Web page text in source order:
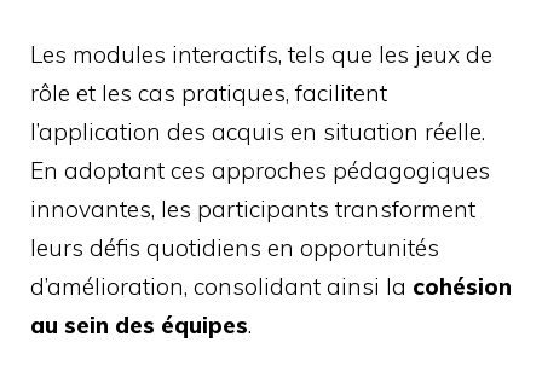
Les modules interactifs, tels que les jeux de
rôle et les cas pratiques, facilitent
l’application des acquis en situation réelle.
En adoptant ces approches pédagogiques
innovantes, les participants transforment
leurs défis quotidiens en opportunités
d’amélioration, consolidant ainsi la cohésion
au sein des équipes.